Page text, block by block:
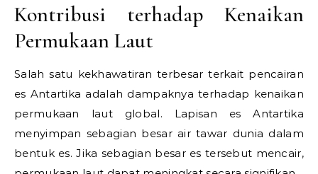
Kontribusi terhadap Kenaikan
Permukaan Laut
Salah satu kekhawatiran terbesar terkait pencairan
es Antartika adalah dampaknya terhadap kenaikan
permukaan laut global. Lapisan es Antartika
menyimpan sebagian besar air tawar dunia dalam
bentuk es. Jika sebagian besar es tersebut mencair,